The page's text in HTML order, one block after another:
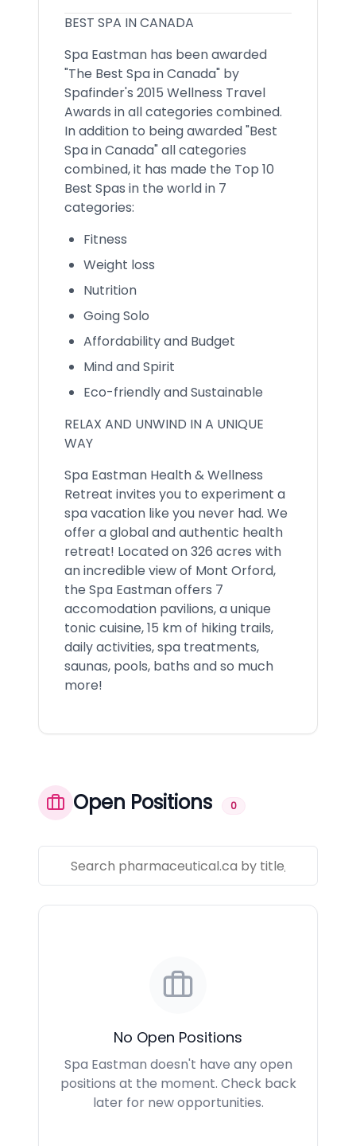
BEST SPA IN CANADA
Spa Eastman has been awarded
"The Best Spa in Canada" by
Spafinder's 2015 Wellness Travel
Awards in all categories combined.
In addition to being awarded "Best
Spa in Canada" all categories
combined, it has made the Top 10
Best Spas in the world in 7
categories:
Fitness
Weight loss
Nutrition
Going Solo
Affordability and Budget
Mind and Spirit
Eco-friendly and Sustainable
RELAX AND UNWIND IN A UNIQUE
WAY
Spa Eastman Health & Wellness
Retreat invites you to experiment a
spa vacation like you never had. We
offer a global and authentic health
retreat! Located on 326 acres with
an incredible view of Mont Orford,
the Spa Eastman offers 7
accomodation pavilions, a unique
tonic cuisine, 15 km of hiking trails,
daily activities, spa treatments,
saunas, pools, baths and so much
more!
Open Positions 0
No Open Positions
Spa Eastman doesn't have any open
positions at the moment. Check back
later for new opportunities.